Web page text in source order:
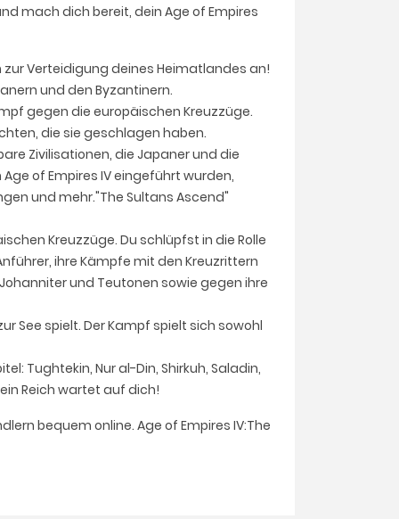
mach dich bereit, dein Age of Empires
zur Verteidigung deines Heimatlandes an!
und den Byzantinern.
gegen die europäischen Kreuzzüge.
die sie geschlagen haben.
Zivilisationen, die Japaner und die
of Empires IV eingeführt wurden,
und mehr."The Sultans Ascend"
Kreuzzüge. Du schlüpfst in die Rolle
ihre Kämpfe mit den Kreuzrittern
und Teutonen sowie gegen ihre
See spielt. Der Kampf spielt sich sowohl
Tughtekin, Nur al-Din, Shirkuh, Saladin,
Reich wartet auf dich!
bequem online. Age of Empires IV:The